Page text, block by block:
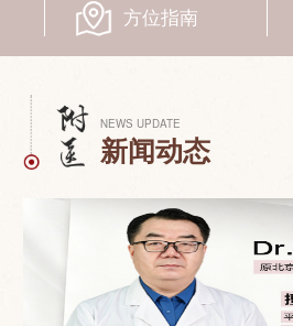
方位指南
NEWS UPDATE
新闻动态